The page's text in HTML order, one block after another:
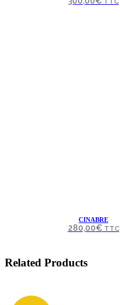
CINABRE
280,00€ TTC
Related Products